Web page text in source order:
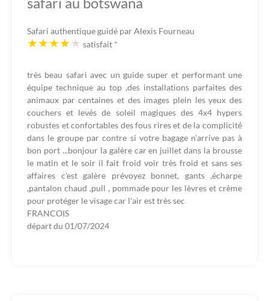
Safari authentique guidé par Alexis Fourneau
satisfait *
très beau safari avec un guide super et performant une
équipe technique au top ,des installations parfaites des
animaux par centaines et des images plein les yeux des
couchers et levés de soleil magiques des 4x4 hypers
robustes et confortables des fous rires et de la complicité
dans le groupe par contre si votre bagage n'arrive pas à
bon port ...bonjour la galère car en juillet dans la brousse
le matin et le soir il fait froid voir très froid et sans ses
affaires c'est galère prévoyez bonnet, gants ,écharpe
,pantalon chaud ,pull , pommade pour les lèvres et crème
pour protéger le visage car l'air est très sec
FRANCOIS
départ du 01/07/2024